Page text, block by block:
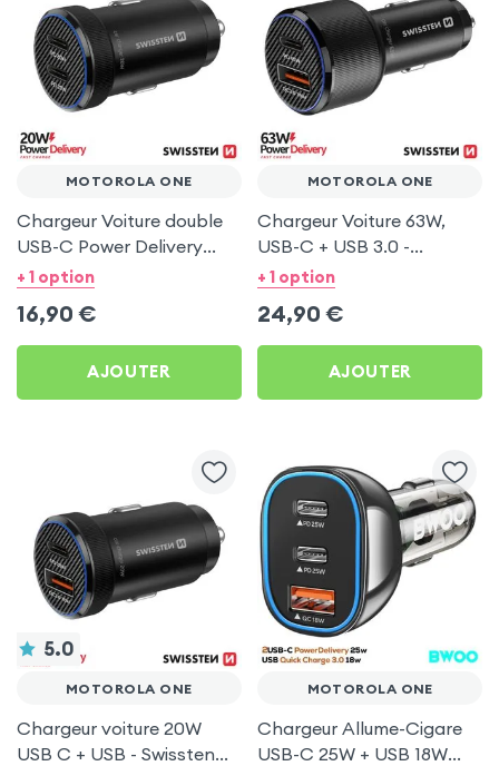
MOTOROLA ONE
Chargeur Voiture double
USB-C Power Delivery
20W - Swissten pour
+ 1 option
16,90 €
AJOUTER
MOTOROLA ONE
Chargeur Voiture 63W,
USB-C + USB 3.0 -
Swissten pour Motorola
+ 1 option
24,90 €
AJOUTER
5.0
MOTOROLA ONE
Chargeur voiture 20W
USB C + USB - Swissten
MOTOROLA ONE
Chargeur Allume-Cigare
USB-C 25W + USB 18W